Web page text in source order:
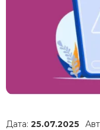
Дата: 25.07.2025